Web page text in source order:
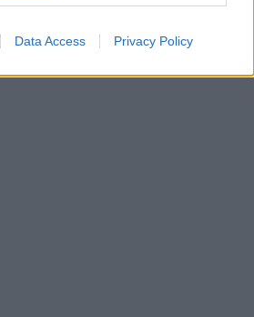
Data Access Privacy Policy